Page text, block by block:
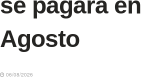
se pagará en
Agosto
06/08/2026